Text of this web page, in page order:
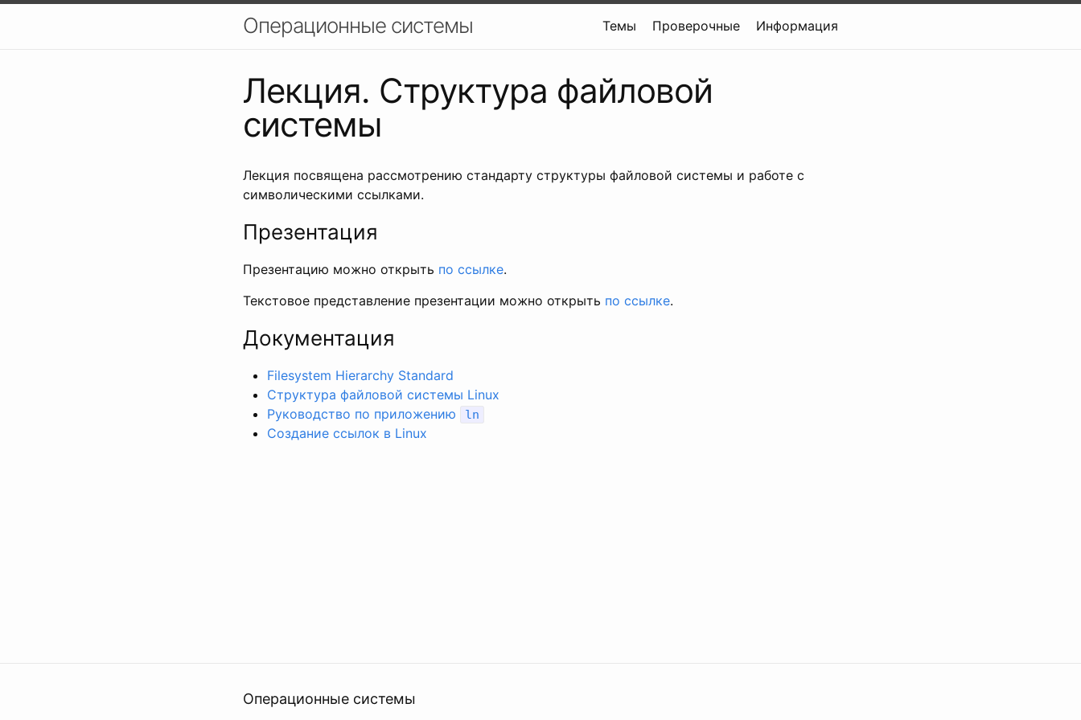
Операционные системы Темы Проверочные Информация
Лекция. Структура файловой
системы
Лекция посвящена рассмотрению стандарту структуры файловой системы и работе с
символическими ссылками.
Презентация
Презентацию можно открыть по ссылке.
Текстовое представление презентации можно открыть по ссылке.
Документация
Filesystem Hierarchy Standard
Структура файловой системы Linux
Руководство по приложению
ln
Создание ссылок в Linux
Операционные системы